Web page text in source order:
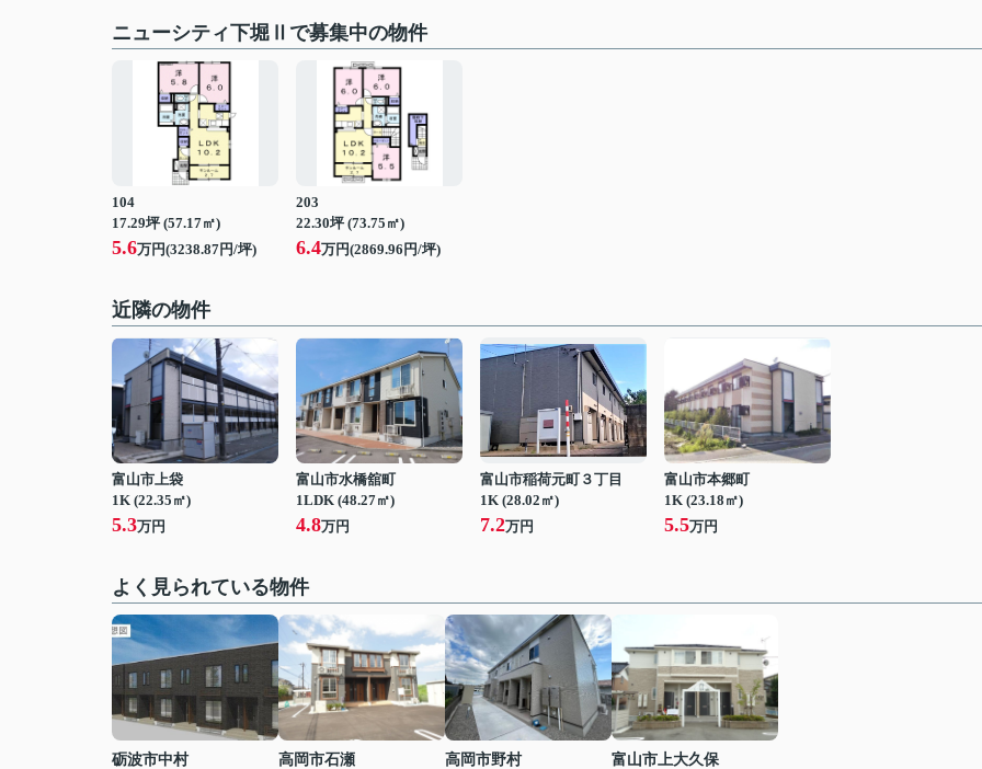
ニューシティ下堀Ⅱで募集中の物件
104
17.29坪 (57.17㎡)
5.6万円(3238.87円/坪)
203
22.30坪 (73.75㎡)
6.4万円(2869.96円/坪)
近隣の物件
富山市上袋
1K (22.35㎡)
5.3万円
富山市水橋舘町
1LDK (48.27㎡)
4.8万円
富山市稲荷元町３丁目
1K (28.02㎡)
7.2万円
富山市本郷町
1K (23.18㎡)
5.5万円
よく見られている物件
砺波市中村
高岡市石瀬
高岡市野村
富山市上大久保